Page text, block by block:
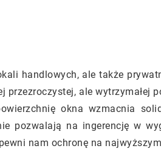
handlowych, ale także
ale wytrzymałej
okna wzmacnia
pozwalają na ingerencję w
nam ochronę na